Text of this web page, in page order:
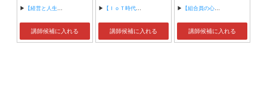
▶ 【経営と人生がHappyになる3つのキーワード】
講師候補に入れる
▶ 【ＩｏＴ時代にニッポンの製造業が一気に抜け出す！！ ～世界トップシェアのセンサーとロボットで戦え！】
講師候補に入れる
▶ 【組合員の心をぐっと掴むコミュニケーション術～組合員が「あなたが言うなら」と動き出す３ステップ～】
講師候補に入れる